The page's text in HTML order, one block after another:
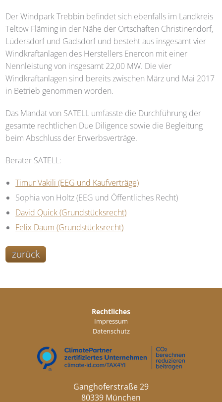
Der Windpark Trebbin befindet sich ebenfalls im Landkreis
Teltow Fläming in der Nähe der Ortschaften Christinendorf,
Lüdersdorf und Gadsdorf und besteht aus insgesamt vier
Windkraftanlagen des Herstellers Enercon mit einer
Nennleistung von insgesamt 22,00 MW. Die vier
Windkraftanlagen sind bereits zwischen März und Mai 2017
in Betrieb genommen worden.
Das Mandat von SATELL umfasste die Durchführung der
gesamte rechtlichen Due Diligence sowie die Begleitung
beim Abschluss der Erwerbsverträge.
Berater SATELL:
Timur Vakili (EEG und Kaufverträge)
Sophia von Holtz (EEG und Öffentliches Recht)
David Quick (Grundstücksrecht)
Felix Daum (Grundstücksrecht)
zurück
Rechtliches
Impressum
Datenschutz
Ganghoferstraße 29
80339 München